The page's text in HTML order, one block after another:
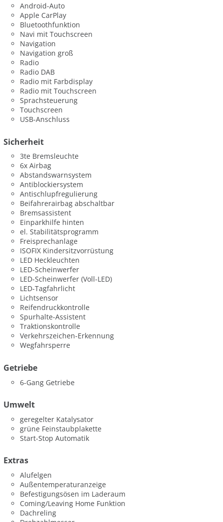
Android-Auto
Apple CarPlay
Bluetoothfunktion
Navi mit Touchscreen
Navigation
Navigation groß
Radio
Radio DAB
Radio mit Farbdisplay
Radio mit Touchscreen
Sprachsteuerung
Touchscreen
USB-Anschluss
Sicherheit
3te Bremsleuchte
6x Airbag
Abstandswarnsystem
Antiblockiersystem
Antischlupfregulierung
Beifahrerairbag abschaltbar
Bremsassistent
Einparkhilfe hinten
el. Stabilitätsprogramm
Freisprechanlage
ISOFIX Kindersitzvorrüstung
LED Heckleuchten
LED-Scheinwerfer
LED-Scheinwerfer (Voll-LED)
LED-Tagfahrlicht
Lichtsensor
Reifendruckkontrolle
Spurhalte-Assistent
Traktionskontrolle
Verkehrszeichen-Erkennung
Wegfahrsperre
Getriebe
6-Gang Getriebe
Umwelt
geregelter Katalysator
grüne Feinstaubplakette
Start-Stop Automatik
Extras
Alufelgen
Außentemperaturanzeige
Befestigungsösen im Laderaum
Coming/Leaving Home Funktion
Dachreling